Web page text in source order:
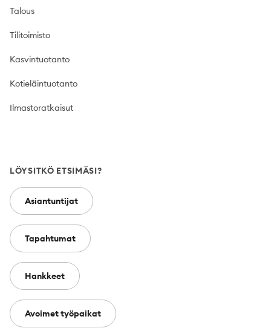
Talous
Tilitoimisto
Kasvintuotanto
Kotieläintuotanto
Ilmastoratkaisut
LÖYSITKÖ ETSIMÄSI?
Asiantuntijat
Tapahtumat
Hankkeet
Avoimet työpaikat